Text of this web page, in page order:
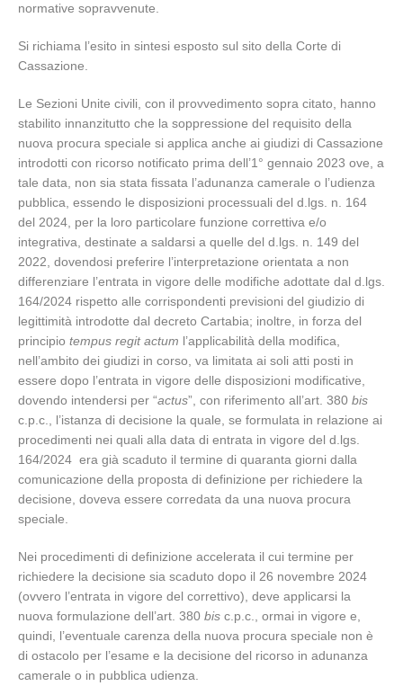
normative sopravvenute.
Si richiama l’esito in sintesi esposto sul sito della Corte di
Cassazione.
Le Sezioni Unite civili, con il provvedimento sopra citato, hanno
stabilito innanzitutto che la soppressione del requisito della
nuova procura speciale si applica anche ai giudizi di Cassazione
introdotti con ricorso notificato prima dell’1° gennaio 2023 ove, a
tale data, non sia stata fissata l’adunanza camerale o l’udienza
pubblica, essendo le disposizioni processuali del d.lgs. n. 164
del 2024, per la loro particolare funzione correttiva e/o
integrativa, destinate a saldarsi a quelle del d.lgs. n. 149 del
2022, dovendosi preferire l’interpretazione orientata a non
differenziare l’entrata in vigore delle modifiche adottate dal d.lgs.
164/2024 rispetto alle corrispondenti previsioni del giudizio di
legittimità introdotte dal decreto Cartabia; inoltre, in forza del
principio tempus regit actum l’applicabilità della modifica,
nell’ambito dei giudizi in corso, va limitata ai soli atti posti in
essere dopo l’entrata in vigore delle disposizioni modificative,
dovendo intendersi per “actus”, con riferimento all’art. 380 bis
c.p.c., l’istanza di decisione la quale, se formulata in relazione ai
procedimenti nei quali alla data di entrata in vigore del d.lgs.
164/2024 era già scaduto il termine di quaranta giorni dalla
comunicazione della proposta di definizione per richiedere la
decisione, doveva essere corredata da una nuova procura
speciale.
Nei procedimenti di definizione accelerata il cui termine per
richiedere la decisione sia scaduto dopo il 26 novembre 2024
(ovvero l’entrata in vigore del correttivo), deve applicarsi la
nuova formulazione dell’art. 380 bis c.p.c., ormai in vigore e,
quindi, l’eventuale carenza della nuova procura speciale non è
di ostacolo per l’esame e la decisione del ricorso in adunanza
camerale o in pubblica udienza.